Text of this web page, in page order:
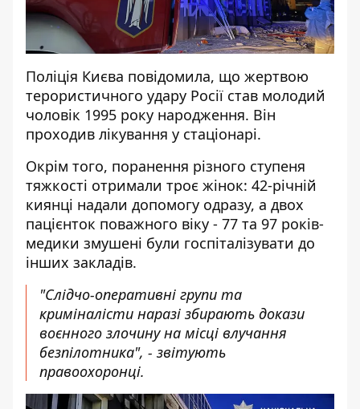
Поліція Києва повідомила, що жертвою
терористичного удару Росії став молодий
чоловік 1995 року народження. Він
проходив лікування у стаціонарі.
Окрім того, поранення різного ступеня
тяжкості отримали троє жінок: 42-річній
киянці надали допомогу одразу, а двох
пацієнток поважного віку - 77 та 97 років-
медики змушені були госпіталізувати до
інших закладів.
"Слідчо-оперативні групи та
криміналісти наразі збирають докази
воєнного злочину на місці влучання
безпілотника", - звітують
правоохоронці.